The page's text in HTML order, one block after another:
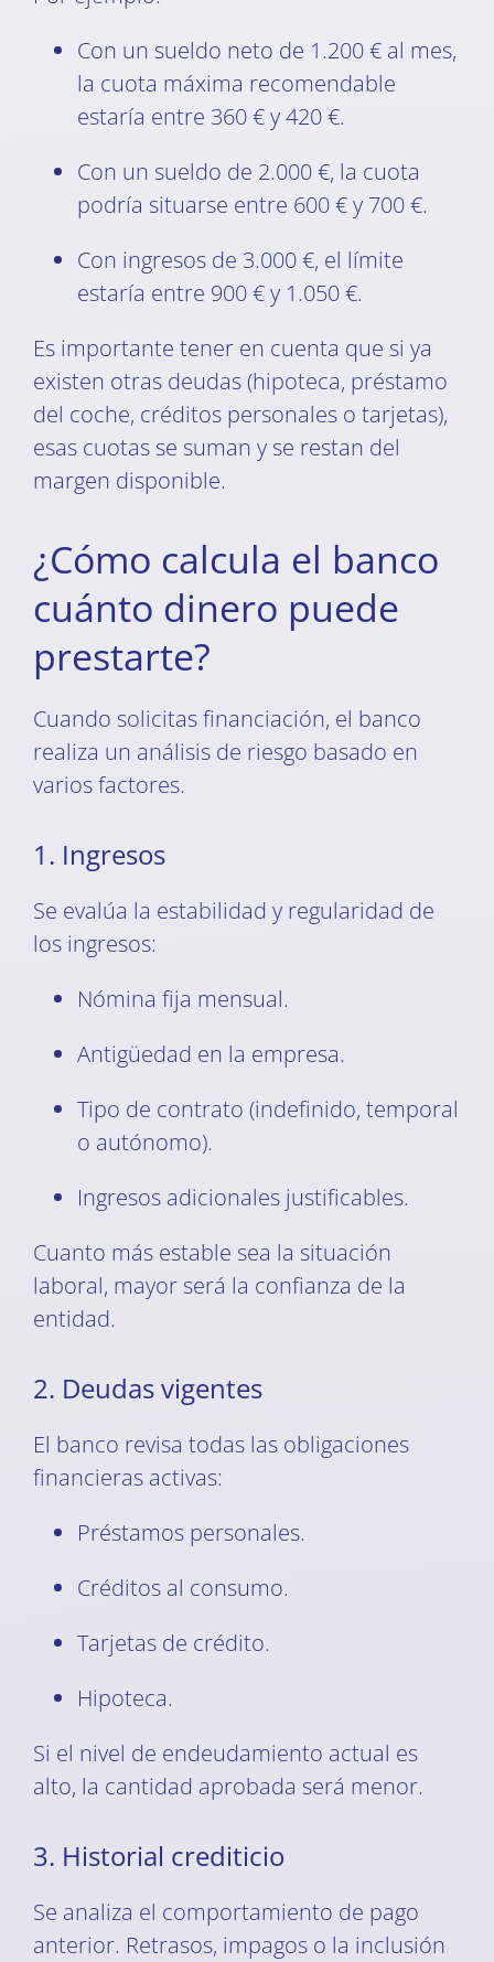
Con un sueldo neto de 1.200 € al mes,
la cuota máxima recomendable
estaría entre 360 € y 420 €.
Con un sueldo de 2.000 €, la cuota
podría situarse entre 600 € y 700 €.
Con ingresos de 3.000 €, el límite
estaría entre 900 € y 1.050 €.
Es importante tener en cuenta que si ya
existen otras deudas (hipoteca, préstamo
del coche, créditos personales o tarjetas),
esas cuotas se suman y se restan del
margen disponible.
¿Cómo calcula el banco
cuánto dinero puede
prestarte?
Cuando solicitas financiación, el banco
realiza un análisis de riesgo basado en
varios factores.
1. Ingresos
Se evalúa la estabilidad y regularidad de
los ingresos:
Nómina fija mensual.
Antigüedad en la empresa.
Tipo de contrato (indefinido, temporal
o autónomo).
Ingresos adicionales justificables.
Cuanto más estable sea la situación
laboral, mayor será la confianza de la
entidad.
2. Deudas vigentes
El banco revisa todas las obligaciones
financieras activas:
Préstamos personales.
Créditos al consumo.
Tarjetas de crédito.
Hipoteca.
Si el nivel de endeudamiento actual es
alto, la cantidad aprobada será menor.
3. Historial crediticio
Se analiza el comportamiento de pago
anterior. Retrasos, impagos o la inclusión